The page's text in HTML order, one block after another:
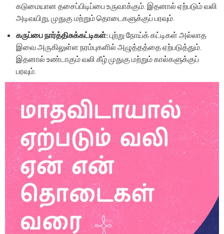
கடுமையான தசைப்பிடிப்பை உருவாக்கும். இதனால் ஏற்படும் வலி
அடிவயிறு, முதுகு மற்றும் தொடைகளுக்குப் பரவும்.
கருப்பை நார்த்திசுக்கட்டிகள்:புற்று நோய்க் கட்டிகள் அல்லாத
இவை அருகிலுள்ள நரம்புகளில் அழுத்தத்தை ஏற்படுத்தும்.
இதனால் உண்டாகும் வலி கீழ் முதுகு மற்றும் கால்களுக்குப்
பரவும்.